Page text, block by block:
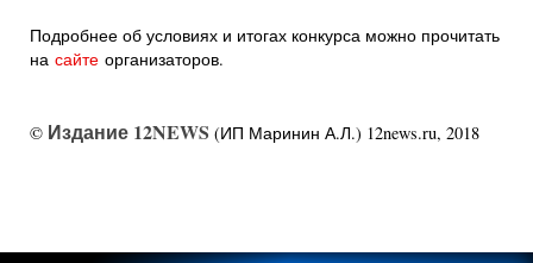
Подробнее об условиях и итогах конкурса можно прочитать
на сайте организаторов.
© Издание 12NEWS (ИП Маринин А.Л.) 12news.ru, 2018